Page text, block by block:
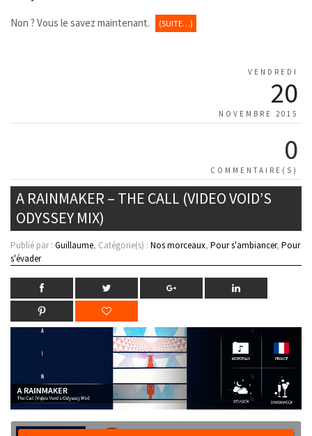
Non ? Vous le savez maintenant. (SUITE…)
VENDREDI
20
NOVEMBRE 2015
0
COMMENTAIRE(S)
A RAINMAKER – THE CALL (VIDEO VOID’S
ODYSSEY MIX)
Publié par : Guillaume, Catégorie(s) : Nos morceaux, Pour s'ambiancer, Pour
s'évader